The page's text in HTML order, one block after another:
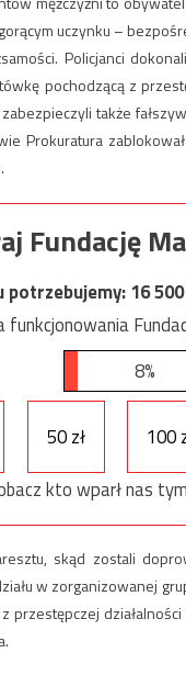
uczynku –
Policjanci
pochodzącą z
także
Prokuratura
Fundację
potrzebujemy:16 500
8%
50 zł 100
kto wparł nas
skąd zostali
w zorganizowanej
przestępczej